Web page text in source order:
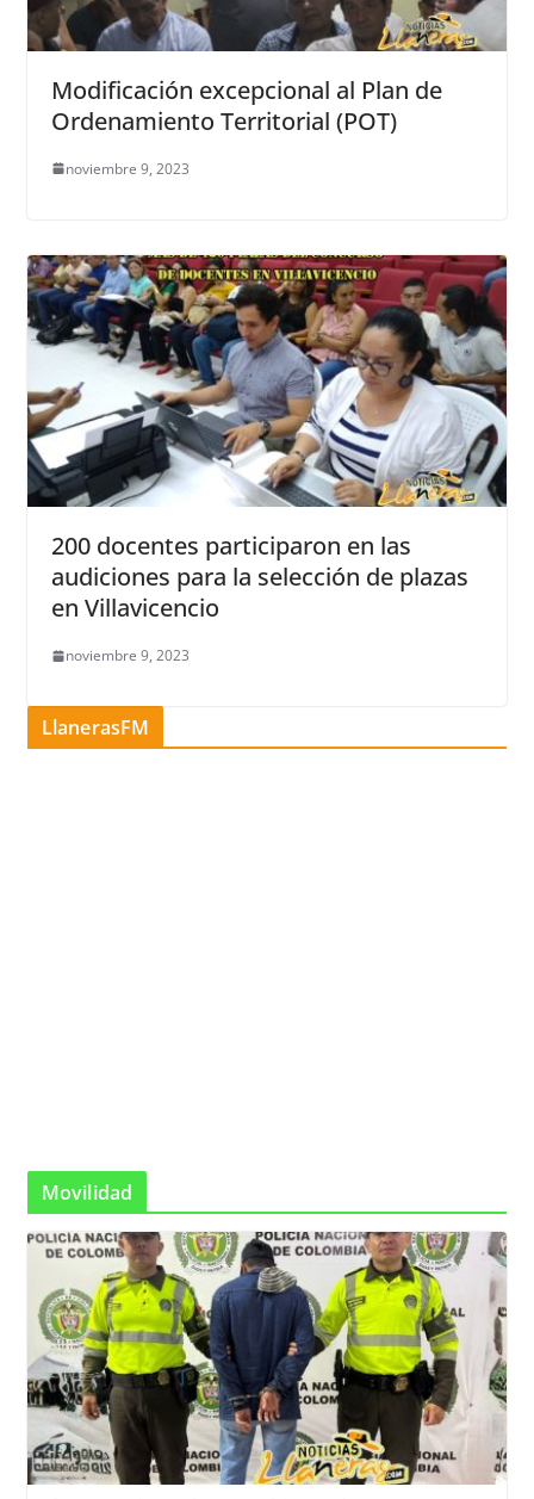
Modificación excepcional al Plan de
Ordenamiento Territorial (POT)
noviembre 9, 2023
200 docentes participaron en las
audiciones para la selección de plazas
en Villavicencio
noviembre 9, 2023
LlanerasFM
Movilidad